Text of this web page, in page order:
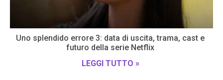
Uno splendido errore 3: data di uscita, trama, cast e
futuro della serie Netflix
LEGGI TUTTO »